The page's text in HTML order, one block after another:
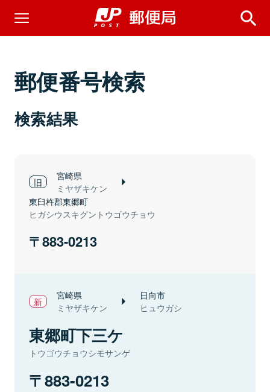
郵便番号検索
検索結果
宮崎県
ミヤザキケン
東臼杵郡東郷町
ヒガシウスキグントウゴウチョウ
883-0213
宮崎県
ミヤザキケン
日向市
ヒュウガシ
東郷町下三ケ
トウゴウチョウシモサンゲ
883-0213